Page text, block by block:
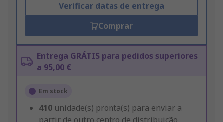
Verificar datas de entrega
Comprar
Entrega GRÁTIS para pedidos superiores
a 95,00 €
Em stock
410 unidade(s) pronta(s) para enviar a
partir de outro centro de distribuição